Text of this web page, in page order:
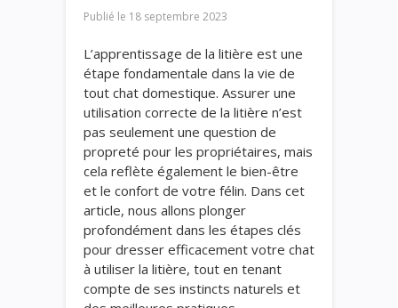
Publié le 18 septembre 2023
L’apprentissage de la litière est une
étape fondamentale dans la vie de
tout chat domestique. Assurer une
utilisation correcte de la litière n’est
pas seulement une question de
propreté pour les propriétaires, mais
cela reflète également le bien-être
et le confort de votre félin. Dans cet
article, nous allons plonger
profondément dans les étapes clés
pour dresser efficacement votre chat
à utiliser la litière, tout en tenant
compte de ses instincts naturels et